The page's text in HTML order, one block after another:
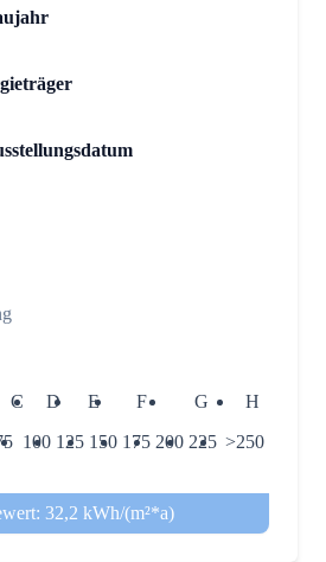
C D E F G
H
100 125 150 175 200 225 >250
32,2 kWh/(m²*a)